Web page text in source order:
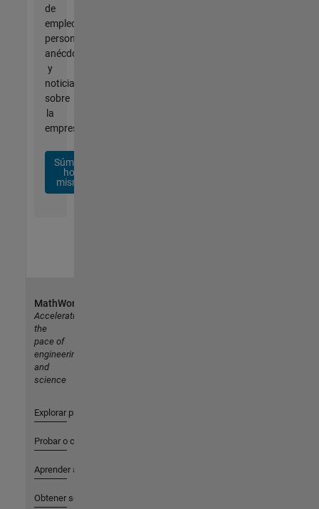
de
empleo
personalizadas,
anécdotas
y
noticias
sobre
la
empresa.
Súmese
hoy
mismo
MathWorks
Accelerating
the
pace of
engineering
and
science
Explorar productos
Probar o comprar
Aprender a utilizar
Obtener soporte